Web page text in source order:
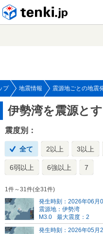
プ 地震情報 震源地ごとの地震
伊勢湾を震源と
震度別：
全て 2以上 3以上
6弱以上 6強以上 7
1件～31件(全31件)
発生時刻：2026年06月
震源地：伊勢湾
M3.0
最大震度：2
発生時刻：2026年05月